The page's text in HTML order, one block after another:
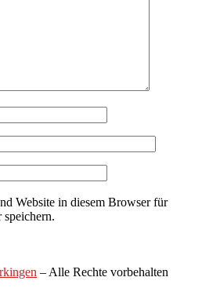
Website in diesem Browser für
speichern.
– Alle Rechte vorbehalten